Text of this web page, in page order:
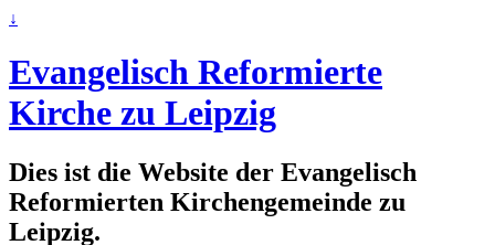
↓
Evangelisch Reformierte
Kirche zu Leipzig
Dies ist die Website der Evangelisch
Reformierten Kirchengemeinde zu
Leipzig.